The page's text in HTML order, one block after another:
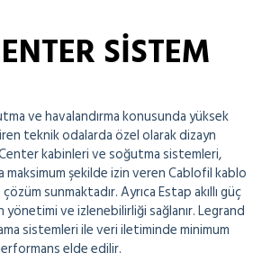
SİSTEM
ve havalandırma konusunda yüksek
teknik odalarda özel olarak dizayn
kabinleri ve soğutma sistemleri,
maksimum şekilde izin veren Cablofil kablo
sunmaktadır. Ayrıca Estap akıllı güç
ve izlenebilirliği sağlanır. Legrand
sistemleri ile veri iletiminde minimum
elde edilir.